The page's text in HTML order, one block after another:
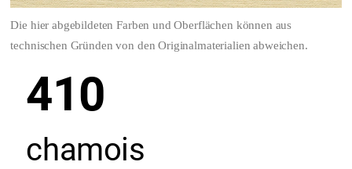
Die hier abgebildeten Farben und Oberflächen können aus
technischen Gründen von den Originalmaterialien abweichen.
410
chamois